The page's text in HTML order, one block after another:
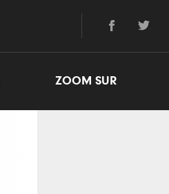
ZOOM SUR